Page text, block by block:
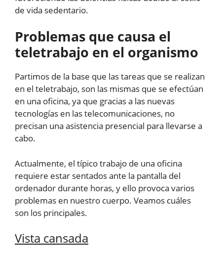
de vida sedentario.
Problemas que causa el
teletrabajo en el organismo
Partimos de la base que las tareas que se realizan
en el teletrabajo, son las mismas que se efectúan
en una oficina, ya que gracias a las nuevas
tecnologías en las telecomunicaciones, no
precisan una asistencia presencial para llevarse a
cabo.
Actualmente, el típico trabajo de una oficina
requiere estar sentados ante la pantalla del
ordenador durante horas, y ello provoca varios
problemas en nuestro cuerpo. Veamos cuáles
son los principales.
Vista cansada